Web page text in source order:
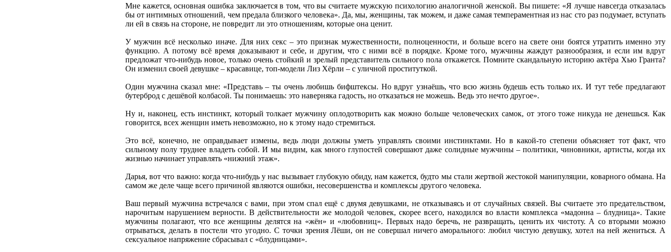
Мне кажется, основная ошибка заключается в том, что вы считаете мужскую психологию аналогичной женской. Вы пишете: «Я лучше навсегда отказалась
бы от интимных отношений, чем предала близкого человека». Да, мы, женщины, так можем, и даже самая темпераментная из нас сто раз подумает, вступать
ли ей в связь на стороне, не повредит ли это отношениям, которые она ценит.
У мужчин всё несколько иначе. Для них секс – это признак мужественности, полноценности, и больше всего на свете они боятся утратить именно эту
функцию. А потому всё время доказывают и себе, и другим, что с ними всё в порядке. Кроме того, мужчины жаждут разнообразия, и если им вдруг
предложат что-нибудь новое, только очень стойкий и зрелый представитель сильного пола откажется. Помните скандальную историю актёра Хью Гранта?
Он изменил своей девушке – красавице, топ-модели Лиз Хёрли – с уличной проституткой.
Один мужчина сказал мне: «Представь – ты очень любишь бифштексы. Но вдруг узнаёшь, что всю жизнь будешь есть только их. И тут тебе предлагают
бутерброд с дешёвой колбасой. Ты понимаешь: это наверняка гадость, но отказаться не можешь. Ведь это нечто другое».
Ну и, наконец, есть инстинкт, который толкает мужчину оплодотворить как можно больше человеческих самок, от этого тоже никуда не денешься. Как
говорится, всех женщин иметь невозможно, но к этому надо стремиться.
Это всё, конечно, не оправдывает измены, ведь люди должны уметь управлять своими инстинктами. Но в какой-то степени объясняет тот факт, что
сильному полу труднее владеть собой. И мы видим, как много глупостей совершают даже солидные мужчины – политики, чиновники, артисты, когда их
жизнью начинает управлять «нижний этаж».
Дарья, вот что важно: когда что-нибудь у нас вызывает глубокую обиду, нам кажется, будто мы стали жертвой жестокой манипуляции, коварного обмана. На
самом же деле чаще всего причиной являются ошибки, несовершенства и комплексы другого человека.
Ваш первый мужчина встречался с вами, при этом спал ещё с двумя девушками, не отказываясь и от случайных связей. Вы считаете это предательством,
нарочитым нарушением верности. В действительности же молодой человек, скорее всего, находился во власти комплекса «мадонна – блудница». Такие
мужчины полагают, что все женщины делятся на «жён» и «любовниц». Первых надо беречь, не развращать, ценить их чистоту. А со вторыми можно
отрываться, делать в постели что угодно. С точки зрения Лёши, он не совершал ничего аморального: любил чистую девушку, хотел на ней жениться. А
сексуальное напряжение сбрасывал с «блудницами».